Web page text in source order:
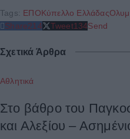
Tags: ΕΠΟΚύπελλο Ελλάδας
Share214 Tweet134Send
Σχετικά Άρθρα
Αθλητικά
Στο βάθρο του
και Αλεξίου –